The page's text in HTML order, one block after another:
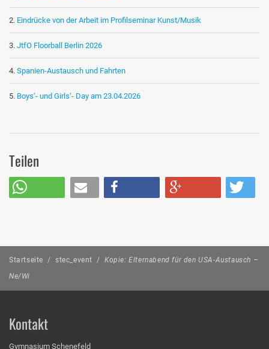
Eindrücke von der Arbeit im Profilseminar Kunst/Musik
JtfO Floorball Berlin 2026
Spanien-Austausch und Fahrten
Boys‘- und Girls‘- Day am 23.04.2026
Teilen
Startseite / stec_event / Kopie: Elternabend für den USA-Austausch –
Ne/Wi
Kontakt
Gymnasium Schenefeld